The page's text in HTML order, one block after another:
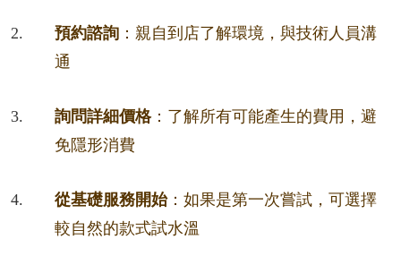
預約諮詢 ：親自到店了解環境，與技術人員溝
通
詢問詳細價格：了解所有可能產生的費用，避
免隱形消費
從基礎服務開始：如果是第一次嘗試，可選擇
較自然的款式試水溫